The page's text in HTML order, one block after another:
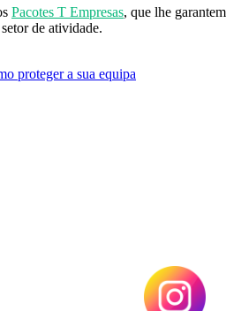
Pacotes T Empresas, que lhe
de atividade.
proteger a sua equipa